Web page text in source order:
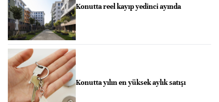
Konutta reel kayıp yedinci ayında
Konutta yılın en yüksek aylık satışı